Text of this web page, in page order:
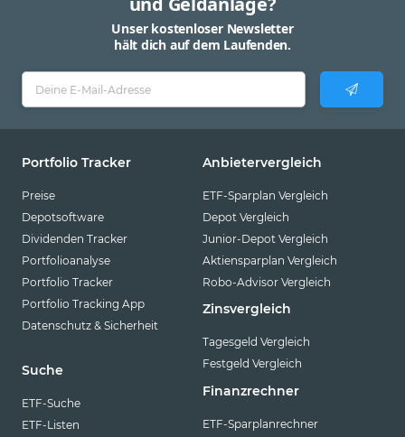
Unser kostenloser Newsletter
hält dich auf dem Laufenden.
Portfolio Tracker
Preise
Depotsoftware
Dividenden Tracker
Portfolioanalyse
Portfolio Tracker
Portfolio Tracking App
Datenschutz & Sicherheit
Suche
ETF-Suche
ETF-Listen
Anbietervergleich
ETF-Sparplan Vergleich
Depot Vergleich
Junior-Depot Vergleich
Aktiensparplan Vergleich
Robo-Advisor Vergleich
Zinsvergleich
Tagesgeld Vergleich
Festgeld Vergleich
Finanzrechner
ETF-Sparplanrechner